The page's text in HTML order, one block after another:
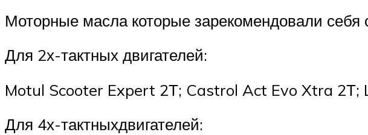
Моторные масла которые зарекомендовали себя
Для 2х-тактных двигателей:
Motul Scooter Expert 2Т; Castrol Act Evo Xtra 2Т;
Для 4х-тактныхдвигателей: